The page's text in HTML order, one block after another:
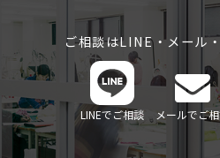
ご相談はLINE・メール
LINEでご相談 メールでご